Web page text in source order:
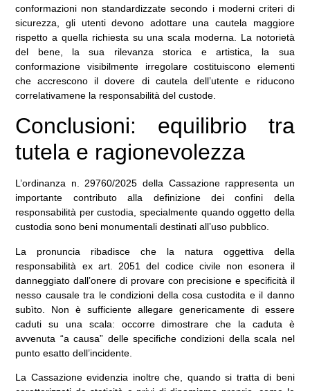
conformazioni non standardizzate secondo i moderni criteri di
sicurezza, gli utenti devono adottare una cautela maggiore
rispetto a quella richiesta su una scala moderna. La notorietà
del bene, la sua rilevanza storica e artistica, la sua
conformazione visibilmente irregolare costituiscono elementi
che accrescono il dovere di cautela dell’utente e riducono
correlativamene la responsabilità del custode.
Conclusioni: equilibrio tra
tutela e ragionevolezza
L’ordinanza n. 29760/2025 della Cassazione rappresenta un
importante contributo alla definizione dei confini della
responsabilità per custodia, specialmente quando oggetto della
custodia sono beni monumentali destinati all’uso pubblico.
La pronuncia ribadisce che la natura oggettiva della
responsabilità ex art. 2051 del codice civile non esonera il
danneggiato dall’onere di provare con precisione e specificità il
nesso causale tra le condizioni della cosa custodita e il danno
subìto. Non è sufficiente allegare genericamente di essere
caduti su una scala: occorre dimostrare che la caduta è
avvenuta “a causa” delle specifiche condizioni della scala nel
punto esatto dell’incidente.
La Cassazione evidenzia inoltre che, quando si tratta di beni